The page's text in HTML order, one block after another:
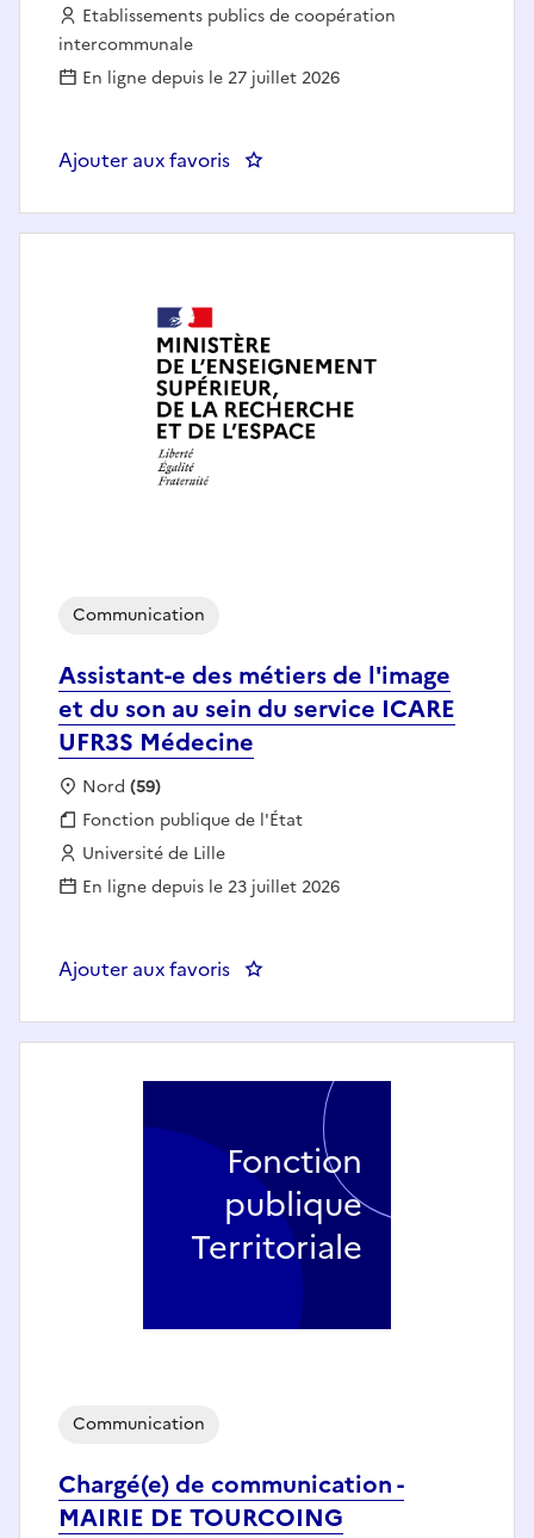
Employeur :
Etablissements publics de coopération
intercommunale
En ligne depuis le 27 juillet 2026
Ajouter aux favoris : Journaliste éditorial (h/f) -
Assistant-e des métiers de l'image
et du son au sein du service ICARE
UFR3S Médecine
Communication
Localisation :
Nord (59)
Fonction publique :
Fonction publique de l'État
Employeur :
Université de Lille
En ligne depuis le 23 juillet 2026
Ajouter aux favoris
Chargé(e) de communication -
MAIRIE DE TOURCOING
Communication
Fonction
publique
Territoriale